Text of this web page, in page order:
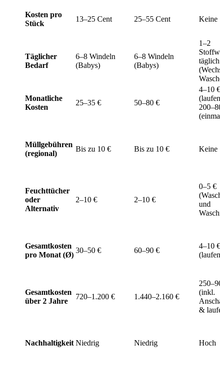
Kosten pro
Stück
13–25 Cent 25–55 Cent Keine
Täglicher
Bedarf
6–8 Windeln
(Babys)
6–8 Windeln
(Babys)
1–2
täglich
Monatliche
Kosten
25–35 € 50–80 €
4–10 €
Müllgebühren
(regional)
Bis zu 10 € Bis zu 10 € Keine
Feuchttücher
oder
Alternativ
2–10 € 2–10 €
0–5 €
und
Gesamtkosten
pro Monat (Ø)
30–50 € 60–90 €
4–10 €
Gesamtkosten
über 2 Jahre
720–1.200 € 1.440–2.160 €
(inkl.
&
Nachhaltigkeit Niedrig Niedrig Hoch